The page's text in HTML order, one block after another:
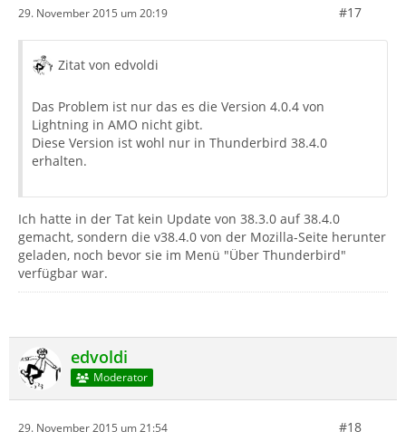
29. November 2015 um 20:19 #17
Zitat von edvoldi
Das Problem ist nur das es die Version 4.0.4 von
Lightning in AMO nicht gibt.
Diese Version ist wohl nur in Thunderbird 38.4.0
erhalten.
Ich hatte in der Tat kein Update von 38.3.0 auf 38.4.0
gemacht, sondern die v38.4.0 von der Mozilla-Seite herunter
geladen, noch bevor sie im Menü "Über Thunderbird"
verfügbar war.
edvoldi
Moderator
29. November 2015 um 21:54 #18